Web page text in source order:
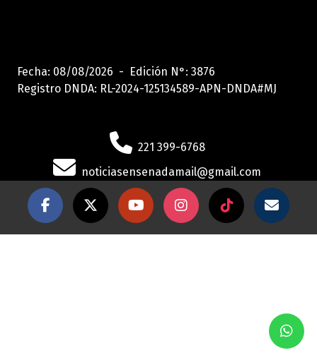
Fecha: 08/08/2026 - Edición N°: 3876
Registro DNDA: RL-2024-125134589-APN-DNDA#MJ
221 399-6768
noticiasensenadamail@gmail.com